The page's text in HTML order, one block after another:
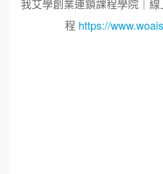
我艾學創業連鎖課程學院｜
程 https://